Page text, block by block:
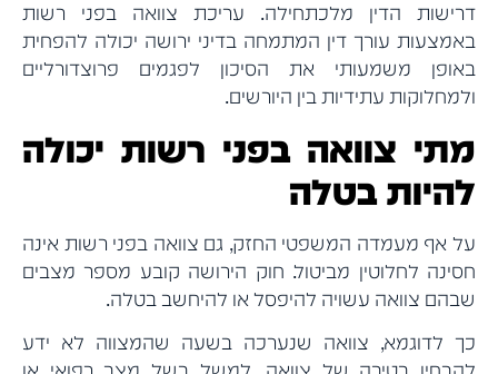
דרישות הדין מלכתחילה. עריכת צוואה בפני רשות
באמצעות עורך דין המתמחה בדיני ירושה יכולה להפחית
באופן משמעותי את הסיכון לפגמים פרוצדורליים
ולמחלוקות עתידיות בין היורשים.
מתי צוואה בפני רשות יכולה
להיות בטלה
על אף מעמדה המשפטי החזק, גם צוואה בפני רשות אינה
חסינה לחלוטין מביטול. חוק הירושה קובע מספר מצבים
שבהם צוואה עשויה להיפסל או להיחשב בטלה.
כך לדוגמא, צוואה שנערכה בשעה שהמצווה לא ידע